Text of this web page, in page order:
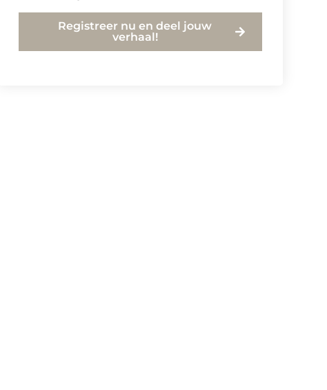
Registreer nu en deel jouw
verhaal!